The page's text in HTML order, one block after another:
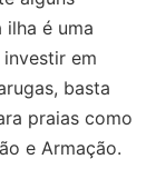
ilha é uma
em
basta
praias como
e Armação.